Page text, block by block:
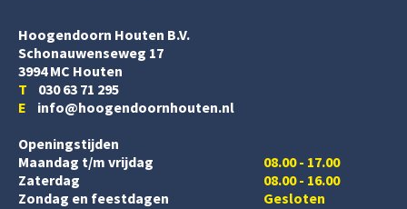
Hoogendoorn Houten B.V.
Schonauwenseweg 17
3994 MC Houten
T 030 63 71 295
E info@hoogendoornhouten.nl
Openingstijden
Maandag t/m vrijdag
Zaterdag
08.00 - 17.00
08.00 - 16.00
Zondag en feestdagen
Gesloten